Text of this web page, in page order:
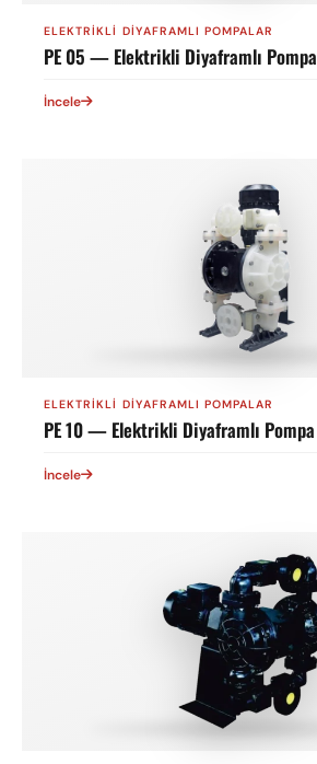
ELEKTRIKLI DIYAFRAMLI POMPALAR
PE 05 — Elektrikli Diyaframlı Pompa
İncele
ELEKTRIKLI DIYAFRAMLI POMPALAR
PE 10 — Elektrikli Diyaframlı Pompa
İncele